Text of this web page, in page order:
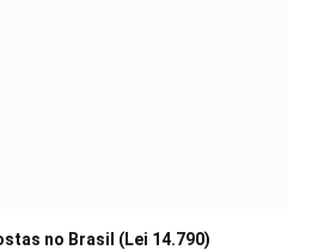
no Brasil (Lei 14.790)